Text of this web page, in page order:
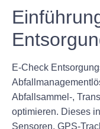
E-Check
Abfallsammel-,
optimieren. Dieses
Sensoren, GPS-